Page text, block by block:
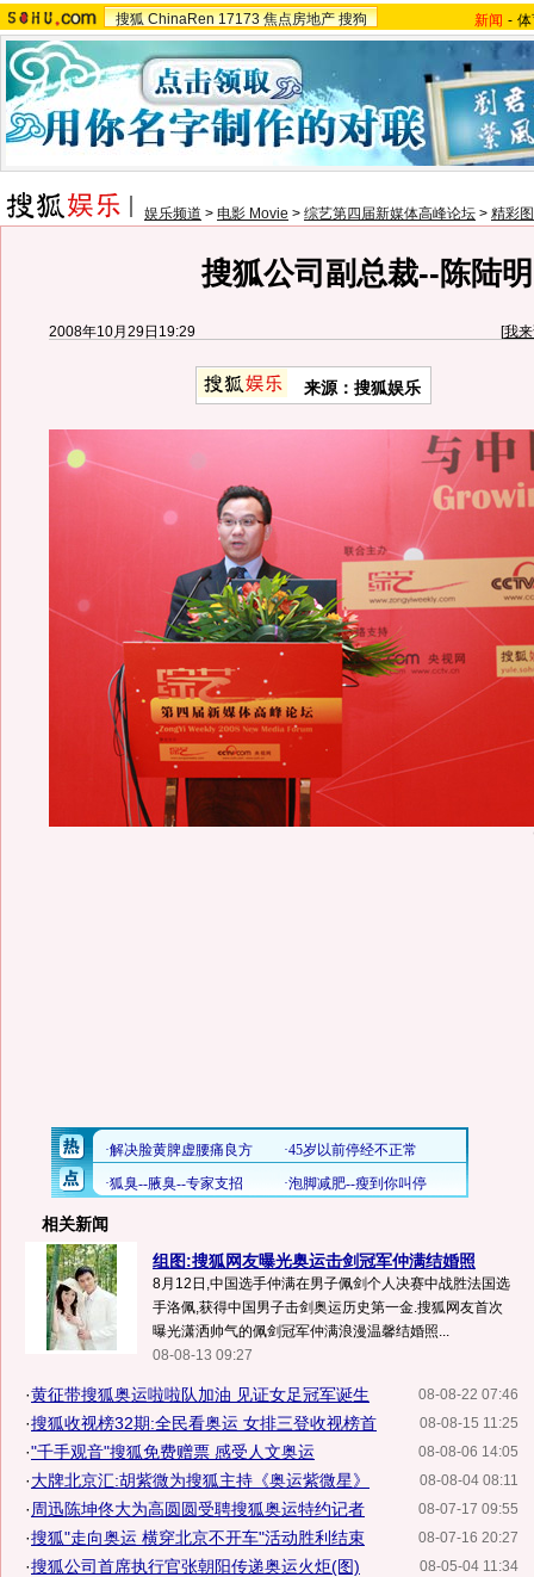
搜狐 ChinaRen 17173 焦点房地产 搜狗 新闻 -
娱乐频道 > 电影 Movie > 综艺第四届新媒体高峰论坛 > 精彩
搜狐公司副总裁--陈陆明
2008年10月29日19:29 [我
来源：搜狐娱乐
相关新闻
组图:搜狐网友曝光奥运击剑冠军仲满结婚照
8月12日,中国选手仲满在男子佩剑个人决赛中战胜法国选
手洛佩,获得中国男子击剑奥运历史第一金.搜狐网友首次
曝光潇洒帅气的佩剑冠军仲满浪漫温馨结婚照...
08-08-13 09:27
08-08-22 07:46
·黄征带搜狐奥运啦啦队加油 见证女足冠军诞生
08-08-15 11:25
·搜狐收视榜32期:全民看奥运 女排三登收视榜首
08-08-06 14:05
·"千手观音"搜狐免费赠票 感受人文奥运
08-08-04 08:11
·大牌北京汇:胡紫微为搜狐主持《奥运紫微星》
08-07-17 09:55
· 周迅陈坤佟大为高圆圆受聘搜狐奥运特约记者
08-07-16 20:27
·搜狐"走向奥运 横穿北京不开车"活动胜利结束
08-05-04 11:34
·搜狐公司首席执行官张朝阳传递奥运火炬(图)